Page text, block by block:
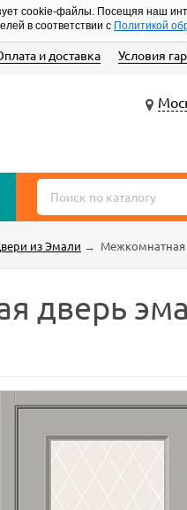
cookie-файлы. Посещяя наш
в соответствии с Политикой
и доставка Условия
из Эмали → Межкомнатная
дверь